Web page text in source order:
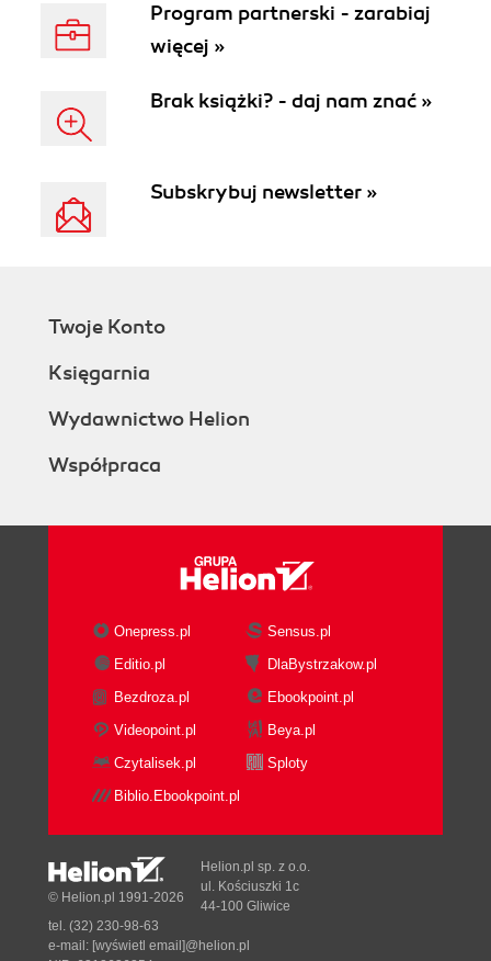
Program partnerski - zarabiaj
więcej »
Brak książki? - daj nam znać »
Subskrybuj newsletter »
Twoje Konto
Księgarnia
Wydawnictwo Helion
Współpraca
Onepress.pl
Sensus.pl
Editio.pl
DlaBystrzakow.pl
Bezdroza.pl
Ebookpoint.pl
Videopoint.pl
Beya.pl
Czytalisek.pl
Sploty
Biblio.Ebookpoint.pl
© Helion.pl 1991-2026
Helion.pl sp. z o.o.
ul. Kościuszki 1c
44-100 Gliwice
tel. (32) 230-98-63
e-mail: [wyświetl email]@helion.pl